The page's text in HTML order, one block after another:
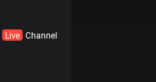
Live Channel